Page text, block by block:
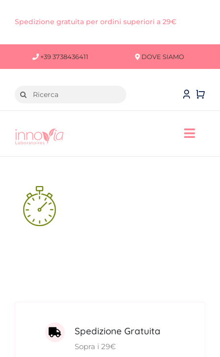
Spedizione gratuita per ordini superiori a 29€
+39 3738436411 DOVE SIAMO
Cerca
CORPO
CAPELLI
Spedizione Gratuita
Sopra i 29€